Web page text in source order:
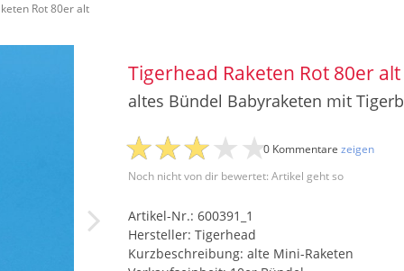
Rot 80er alt
Tigerhead Raketen Rot 80er alt
altes Bündel Babyraketen mit
Noch nicht von dir bewertet: Artikel geht so
0 Kommentare zeigen
Artikel-Nr.: 600391_1
Hersteller: Tigerhead
Kurzbeschreibung: alte Mini-Raketen